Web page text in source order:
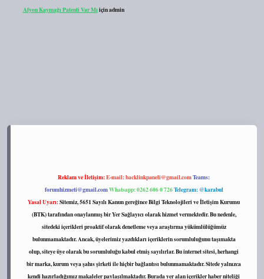
Afyon Kaymağı Patenti Var Mı içinadmin
Reklam ve İletişim:E-mail:backlinkpaneli@gmail.comTeams:
forumhizmeti@gmail.comWhatsapp: 0262 606 0 726Telegram: @karabul
Yasal Uyarı:Sitemiz, 5651 Sayılı Kanun gereğince Bilgi Teknolojileri ve İletişim Kurumu
(BTK) tarafından onaylanmış bir Yer Sağlayıcı olarak hizmet vermektedir. Bu nedenle,
sitedeki içerikleri proaktif olarak denetleme veya araştırma yükümlülüğümüz
bulunmamaktadır. Ancak, üyelerimiz yazdıkları içeriklerin sorumluluğunu taşımakta
olup, siteye üye olarak bu sorumluluğu kabul etmiş sayılırlar. Bu internet sitesi, herhangi
bir marka, kurum veya şahıs şirketi ile hiçbir bağlantısı bulunmamaktadır. Sitede yalnızca
kendi hazırladığımız makaleler paylaşılmaktadır. Burada yer alan içerikler haber niteliği